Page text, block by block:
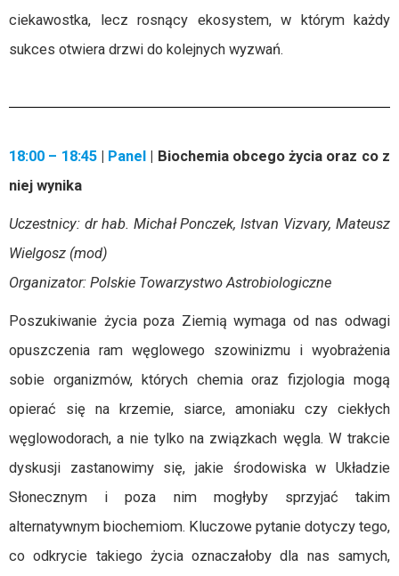
ciekawostka, lecz rosnący ekosystem, w którym każdy
sukces otwiera drzwi do kolejnych wyzwań.
18:00 – 18:45| Panel | Biochemia obcego życia oraz co z
niej wynika
Uczestnicy: dr hab. Michał Ponczek, Istvan Vizvary, Mateusz
Wielgosz (mod)
Organizator: Polskie Towarzystwo Astrobiologiczne
Poszukiwanie życia poza Ziemią wymaga od nas odwagi
opuszczenia ram węglowego szowinizmu i wyobrażenia
sobie organizmów, których chemia oraz fizjologia mogą
opierać się na krzemie, siarce, amoniaku czy ciekłych
węglowodorach, a nie tylko na związkach węgla. W trakcie
dyskusji zastanowimy się, jakie środowiska w Układzie
Słonecznym i poza nim mogłyby sprzyjać takim
alternatywnym biochemiom. Kluczowe pytanie dotyczy tego,
co odkrycie takiego życia oznaczałoby dla nas samych,